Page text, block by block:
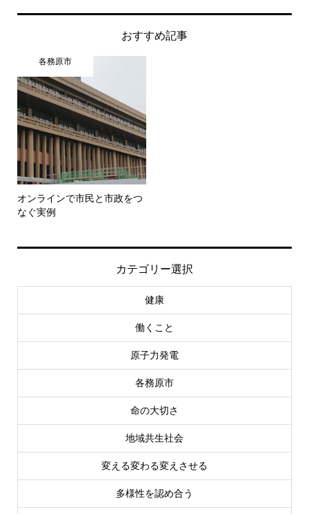
おすすめ記事
各務原市
オンラインで市民と市政をつ
なぐ実例
カテゴリー選択
健康
働くこと
原子力発電
各務原市
命の大切さ
地域共生社会
変える変わる変えさせる
多様性を認め合う